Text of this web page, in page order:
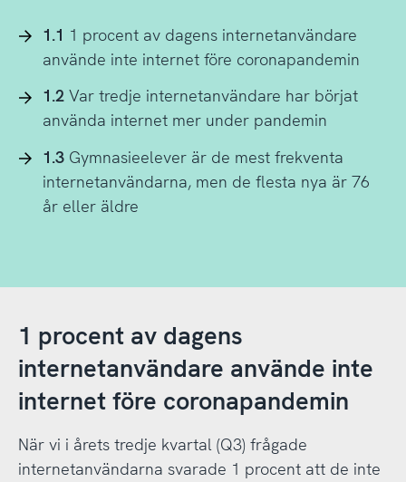
1.1 1 procent av dagens internetanvändare
använde inte internet före coronapandemin
1.2Var tredje internetanvändare har börjat
använda internet mer under pandemin
1.3Gymnasieelever är de mest frekventa
internetanvändarna, men de flesta nya är 76
år eller äldre
1 procent av dagens
internetanvändare använde inte
internet före coronapandemin
När vi i årets tredje kvartal (Q3) frågade
internetanvändarna svarade 1 procent att de inte